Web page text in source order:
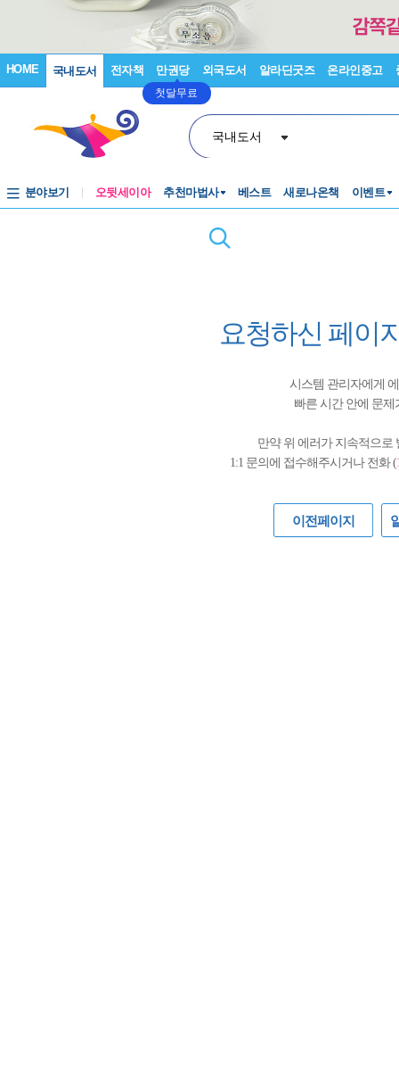
HOME 국내도서 전자책 만권당
첫달무료
외국도서 알라딘굿즈 온라인중고
국내도서
분야보기 오뒷세이아 추천마법사 베스트 새로나온책 이벤트
요청하신 페이
시스템 관리자에게
빠른 시간 안에 문
만약 위 에러가 지속적으로
1:1 문의에 접수해주시거나 전화 (
이전페이지